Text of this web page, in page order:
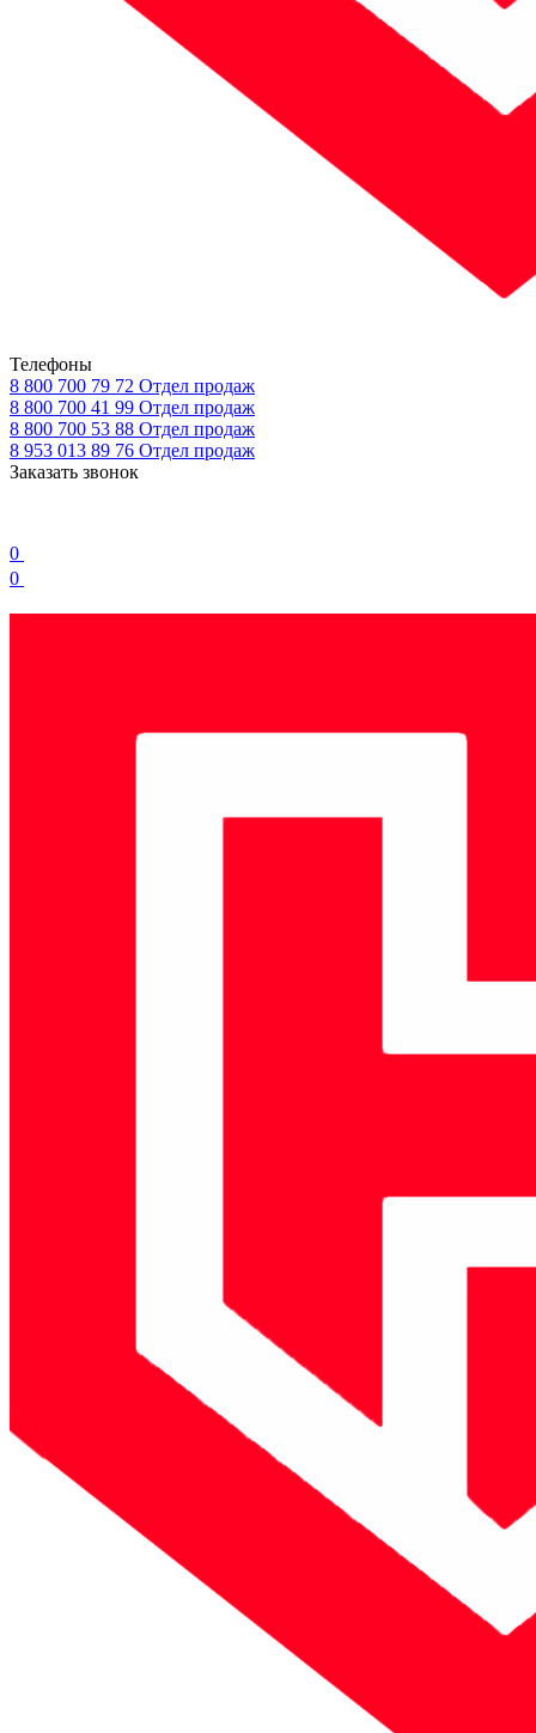
Телефоны
8 800 700 79 72 Отдел продаж
8 800 700 41 99 Отдел продаж
8 800 700 53 88 Отдел продаж
8 953 013 89 76 Отдел продаж
Заказать звонок
0
0